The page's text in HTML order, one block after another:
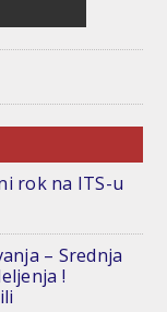
rok na ITS-u
– Srednja
!